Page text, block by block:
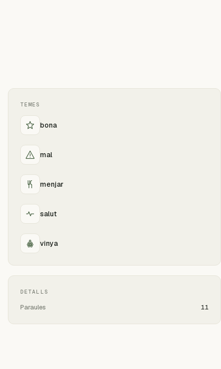
TEMES
bona
mal
menjar
salut
vinya
DETALLS
Paraules 11